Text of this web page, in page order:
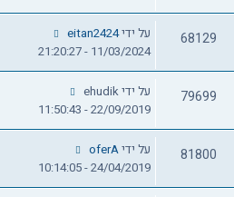
68129 על ידיeitan2424
11/03/2024 - 21:20:27
79699 על ידיehudik
22/09/2019 - 11:50:43
81800 על ידיoferA
24/04/2019 - 10:14:05